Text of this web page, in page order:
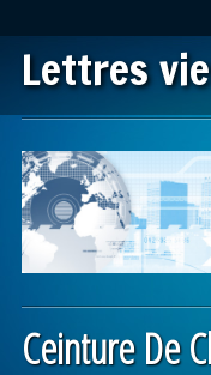
Lettres
Main menu
Ceinture De